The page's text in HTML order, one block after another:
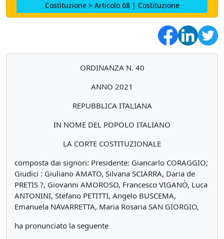
Costituzione > Articolo 68 | Costituzione
ORDINANZA N. 40
ANNO 2021
REPUBBLICA ITALIANA
IN NOME DEL POPOLO ITALIANO
LA CORTE COSTITUZIONALE
composta dai signori: Presidente: Giancarlo CORAGGIO;
Giudici : Giuliano AMATO, Silvana SCIARRA, Daria de
PRETIS ?, Giovanni AMOROSO, Francesco VIGANÒ, Luca
ANTONINI, Stefano PETITTI, Angelo BUSCEMA,
Emanuela NAVARRETTA, Maria Rosaria SAN GIORGIO,
ha pronunciato la seguente